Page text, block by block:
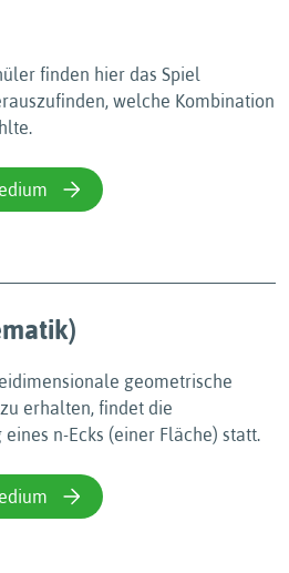
finden hier das Spiel
welche Kombination
geometrische
erhalten, findet die
n-Ecks (einer Fläche) statt.